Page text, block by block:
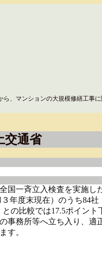
、マンションの大規模修繕工
交通省
一斉立入検査を実施し
度末現在）のうち84
の比較では17.5ポイント
務所等へ立ち入り、
す。